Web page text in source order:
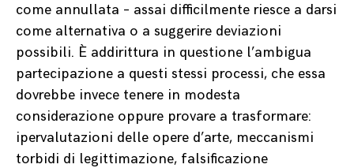
come annullata – assai difficilmente riesce a darsi
come alternativa o a suggerire deviazioni
possibili. È addirittura in questione l’ambigua
partecipazione a questi stessi processi, che essa
dovrebbe invece tenere in modesta
considerazione oppure provare a trasformare:
ipervalutazioni delle opere d’arte, meccanismi
torbidi di legittimazione, falsificazione